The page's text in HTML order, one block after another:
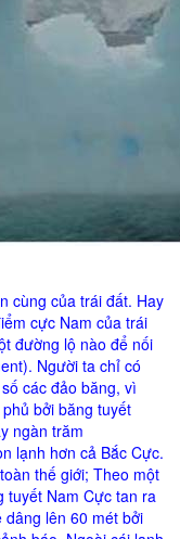
cùng của trái đất. Hay
cực Nam của trái
đường lộ nào để nối
Người ta chỉ có
các đảo băng, vì
bởi băng tuyết
ngàn trăm
lạnh hơn cả Bắc Cực.
thế giới; Theo một
tuyết Nam Cực tan ra
lên 60 mét bởi